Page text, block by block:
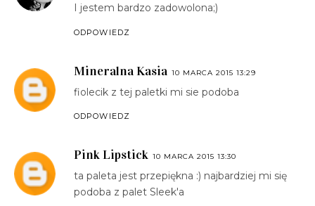
I jestem bardzo zadowolona;)
ODPOWIEDZ
Mineralna Kasia 10 MARCA 2015 13:29
fiolecik z tej paletki mi sie podoba
ODPOWIEDZ
Pink Lipstick 10 MARCA 2015 13:30
ta paleta jest przepiękna :) najbardziej mi się
podoba z palet Sleek'a